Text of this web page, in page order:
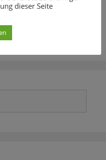
um Spam zu
wie deine
werden
dieser Seite